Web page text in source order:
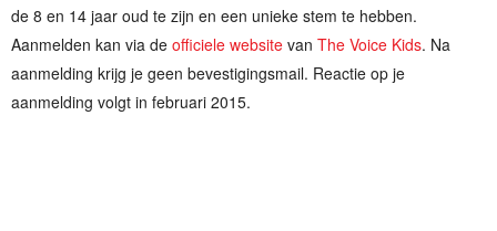
de 8 en 14 jaar oud te zijn en een unieke stem te hebben.
Aanmelden kan via de officiele website van The Voice Kids. Na
aanmelding krijg je geen bevestigingsmail. Reactie op je
aanmelding volgt in februari 2015.